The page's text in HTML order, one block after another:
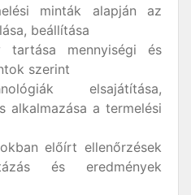
minták alapján az
beállítása
tartása mennyiségi és
szerint
elsajátítása,
alkalmazása a termelési
előírt ellenőrzések
és eredmények